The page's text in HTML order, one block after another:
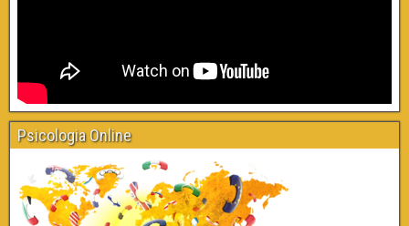
Psicologia Online